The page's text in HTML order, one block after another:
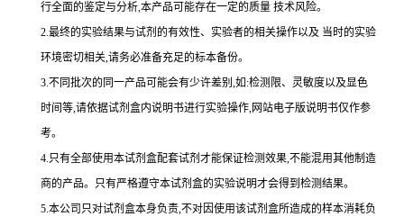
行全面的鉴定与分析,本产品可能存在一定的质量 技术风险。
2.最终的实验结果与试剂的有效性、实验者的相关操作以及 当时的实验
环境密切相关,请务必准备充足的标本备份。
3.不同批次的同一产品可能会有少许差别,如:检测限、灵敏度以及显色
时间等,请依据试剂盒内说明书进行实验操作,网站电子版说明书仅作参
考。
4.只有全部使用本试剂盒配套试剂才能保证检测效果,不能混用其他制造
商的产品。只有严格遵守本试剂盒的实验说明才会得到 检测结果。
5.本公司只对试剂盒本身负责,不对因使用该试剂盒所造成的样本消耗负